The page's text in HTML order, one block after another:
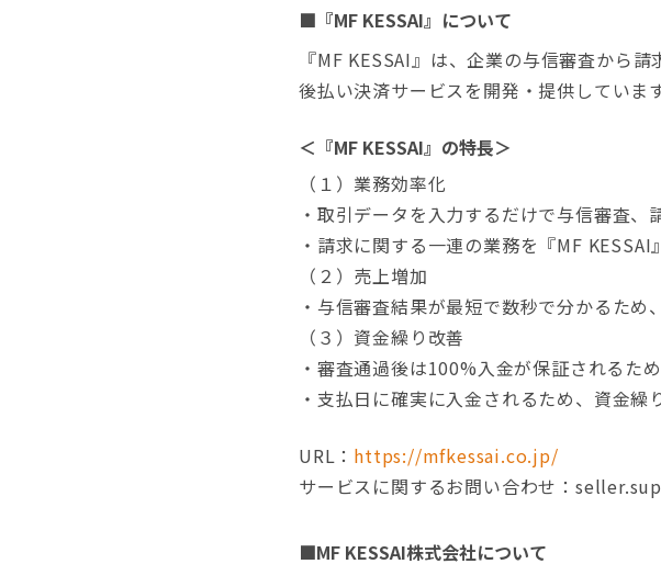
■『MF KESSAI』について
『MF KESSAI』は、企業の与信審査から
後払い決済サービスを開発・提供しています
＜『MF KESSAI』の特長＞
（１）業務効率化
・取引データを入力するだけで与信審査
・請求に関する一連の業務を『MF
（２）売上増加
・与信審査結果が最短で数秒で分かるた
（３）資金繰り改善
・審査通過後は100%入金が保証されるた
・支払日に確実に入金されるため、資金
URL： https://mfkessai.co.jp/
サービスに関するお問い合わせ：
■MF KESSAI株式会社について